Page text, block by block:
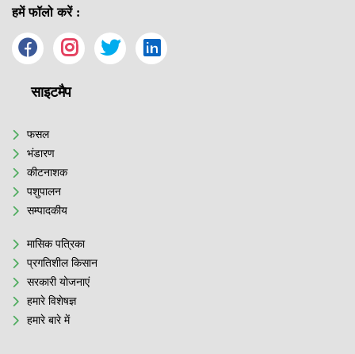
हमें फॉलो करें :
साइटमैप
फसल
भंडारण
कीटनाशक
पशुपालन
सम्पादकीय
मासिक पत्रिका
प्रगतिशील किसान
सरकारी योजनाएं
हमारे विशेषज्ञ
हमारे बारे में